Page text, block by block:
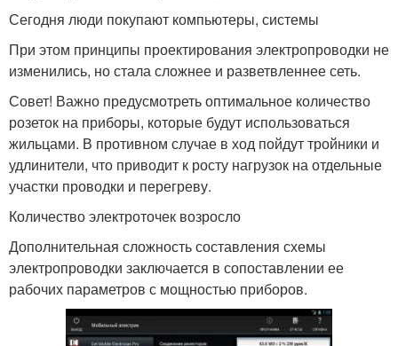
Сегодня люди покупают компьютеры, системы
При этом принципы проектирования электропроводки не
изменились, но стала сложнее и разветвленнее сеть.
Совет! Важно предусмотреть оптимальное количество
розеток на приборы, которые будут использоваться
жильцами. В противном случае в ход пойдут тройники и
удлинители, что приводит к росту нагрузок на отдельные
участки проводки и перегреву.
Количество электроточек возросло
Дополнительная сложность составления схемы
электропроводки заключается в сопоставлении ее
рабочих параметров с мощностью приборов.